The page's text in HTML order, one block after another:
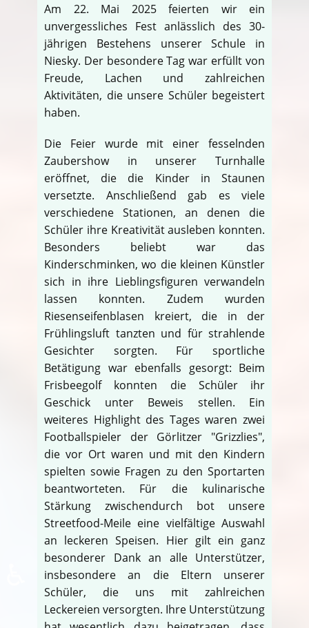
Am 22. Mai 2025 feierten wir ein
unvergessliches Fest anlässlich des 30-
jährigen Bestehens unserer Schule in
Niesky. Der besondere Tag war erfüllt von
Freude, Lachen und zahlreichen
Aktivitäten, die unsere Schüler begeistert
haben.
Die Feier wurde mit einer fesselnden
Zaubershow in unserer Turnhalle
eröffnet, die die Kinder in Staunen
versetzte. Anschließend gab es viele
verschiedene Stationen, an denen die
Schüler ihre Kreativität ausleben konnten.
Besonders beliebt war das
Kinderschminken, wo die kleinen Künstler
sich in ihre Lieblingsfiguren verwandeln
lassen konnten. Zudem wurden
Riesenseifenblasen kreiert, die in der
Frühlingsluft tanzten und für strahlende
Gesichter sorgten. Für sportliche
Betätigung war ebenfalls gesorgt: Beim
Frisbeegolf konnten die Schüler ihr
Geschick unter Beweis stellen. Ein
weiteres Highlight des Tages waren zwei
Footballspieler der Görlitzer "Grizzlies",
die vor Ort waren und mit den Kindern
spielten sowie Fragen zu den Sportarten
beantworteten. Für die kulinarische
Stärkung zwischendurch bot unsere
Streetfood-Meile eine vielfältige Auswahl
an leckeren Speisen. Hier gilt ein ganz
besonderer Dank an alle Unterstützer,
insbesondere an die Eltern unserer
Schüler, die uns mit zahlreichen
Leckereien versorgten. Ihre Unterstützung